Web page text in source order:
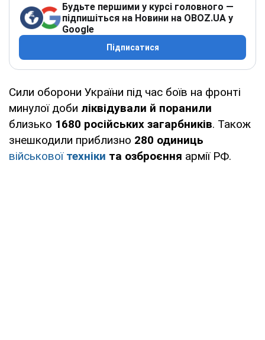
Будьте першими у курсі головного —
підпишіться на Новини на OBOZ.UA у
Google
Підписатися
Сили оборони України під час боїв на фронті
минулої доби ліквідували й поранили
близько 1680 російських загарбників. Також
знешкодили приблизно 280 одиниць
військової техніки та озброєння армії РФ.